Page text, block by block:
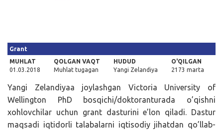
Grant
MUHLAT
01.03.2018
QOLGAN VAQT
Muhlat tugagan
HUDUD
Yangi Zelandiya
O'QILGAN
2173 marta
Yangi Zelandiyaa joylashgan Victoria University of
Wellington PhD bosqichi/doktoranturada o’qishni
xohlovchilar uchun grant dasturini e’lon qiladi. Dastur
maqsadi iqtidorli talabalarni iqtisodiy jihatdan qo’llab-